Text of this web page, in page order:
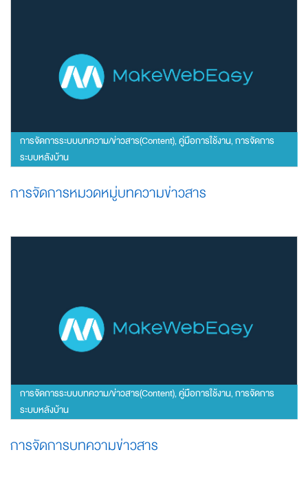
การจัดการระบบบทความ/ข่าวสาร(Content),คู่มือการใช้งาน,การจัดการ
ระบบหลังบ้าน
การจัดการหมวดหมู่บทความข่าวสาร
การจัดการระบบบทความ/ข่าวสาร(Content),คู่มือการใช้งาน,การจัดการ
ระบบหลังบ้าน
การจัดการบทความข่าวสาร